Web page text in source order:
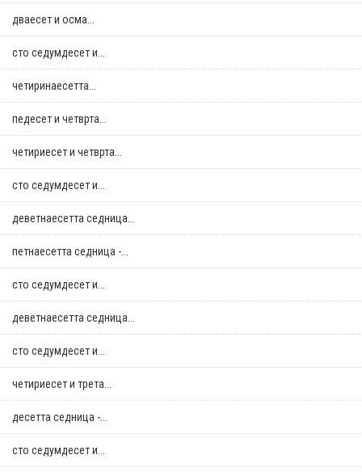
дваесет и осма...
сто седумдесет и...
четиринаесетта...
педесет и четврта...
четириесет и четврта...
сто седумдесет и...
деветнаесетта седница...
петнаесетта седница -...
сто седумдесет и...
деветнаесетта седница...
сто седумдесет и...
четириесет и трета...
десетта седница -...
сто седумдесет и...